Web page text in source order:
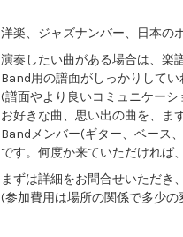
洋楽、ジャズナンバー、日本の
演奏したい曲がある場合は、楽
Band用の譜面がしっかりしてい
(譜面やより良いコミュニケー
お好きな曲、思い出の曲を、ま
Bandメンバー(ギター、ベース
です。何度か来ていただければ
まずは詳細をお問合せいただき
(参加費用は場所の関係で多少